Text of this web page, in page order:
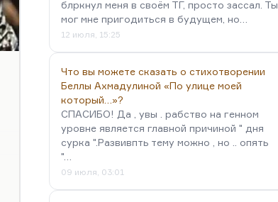
блркнул меня в своём ТГ, просто зассал. Ты
мог мне пригодиться в будущем, но…
12 июля, 15:25
Что вы можете сказать о стихотворении
Беллы Ахмадулиной «По улице моей
который…»?
СПАСИБО! Да , увы . рабство на генном
уровне является главной причиной " дня
сурка ".Развивпть тему можно , но .. опять
"…
09 июля, 03:01